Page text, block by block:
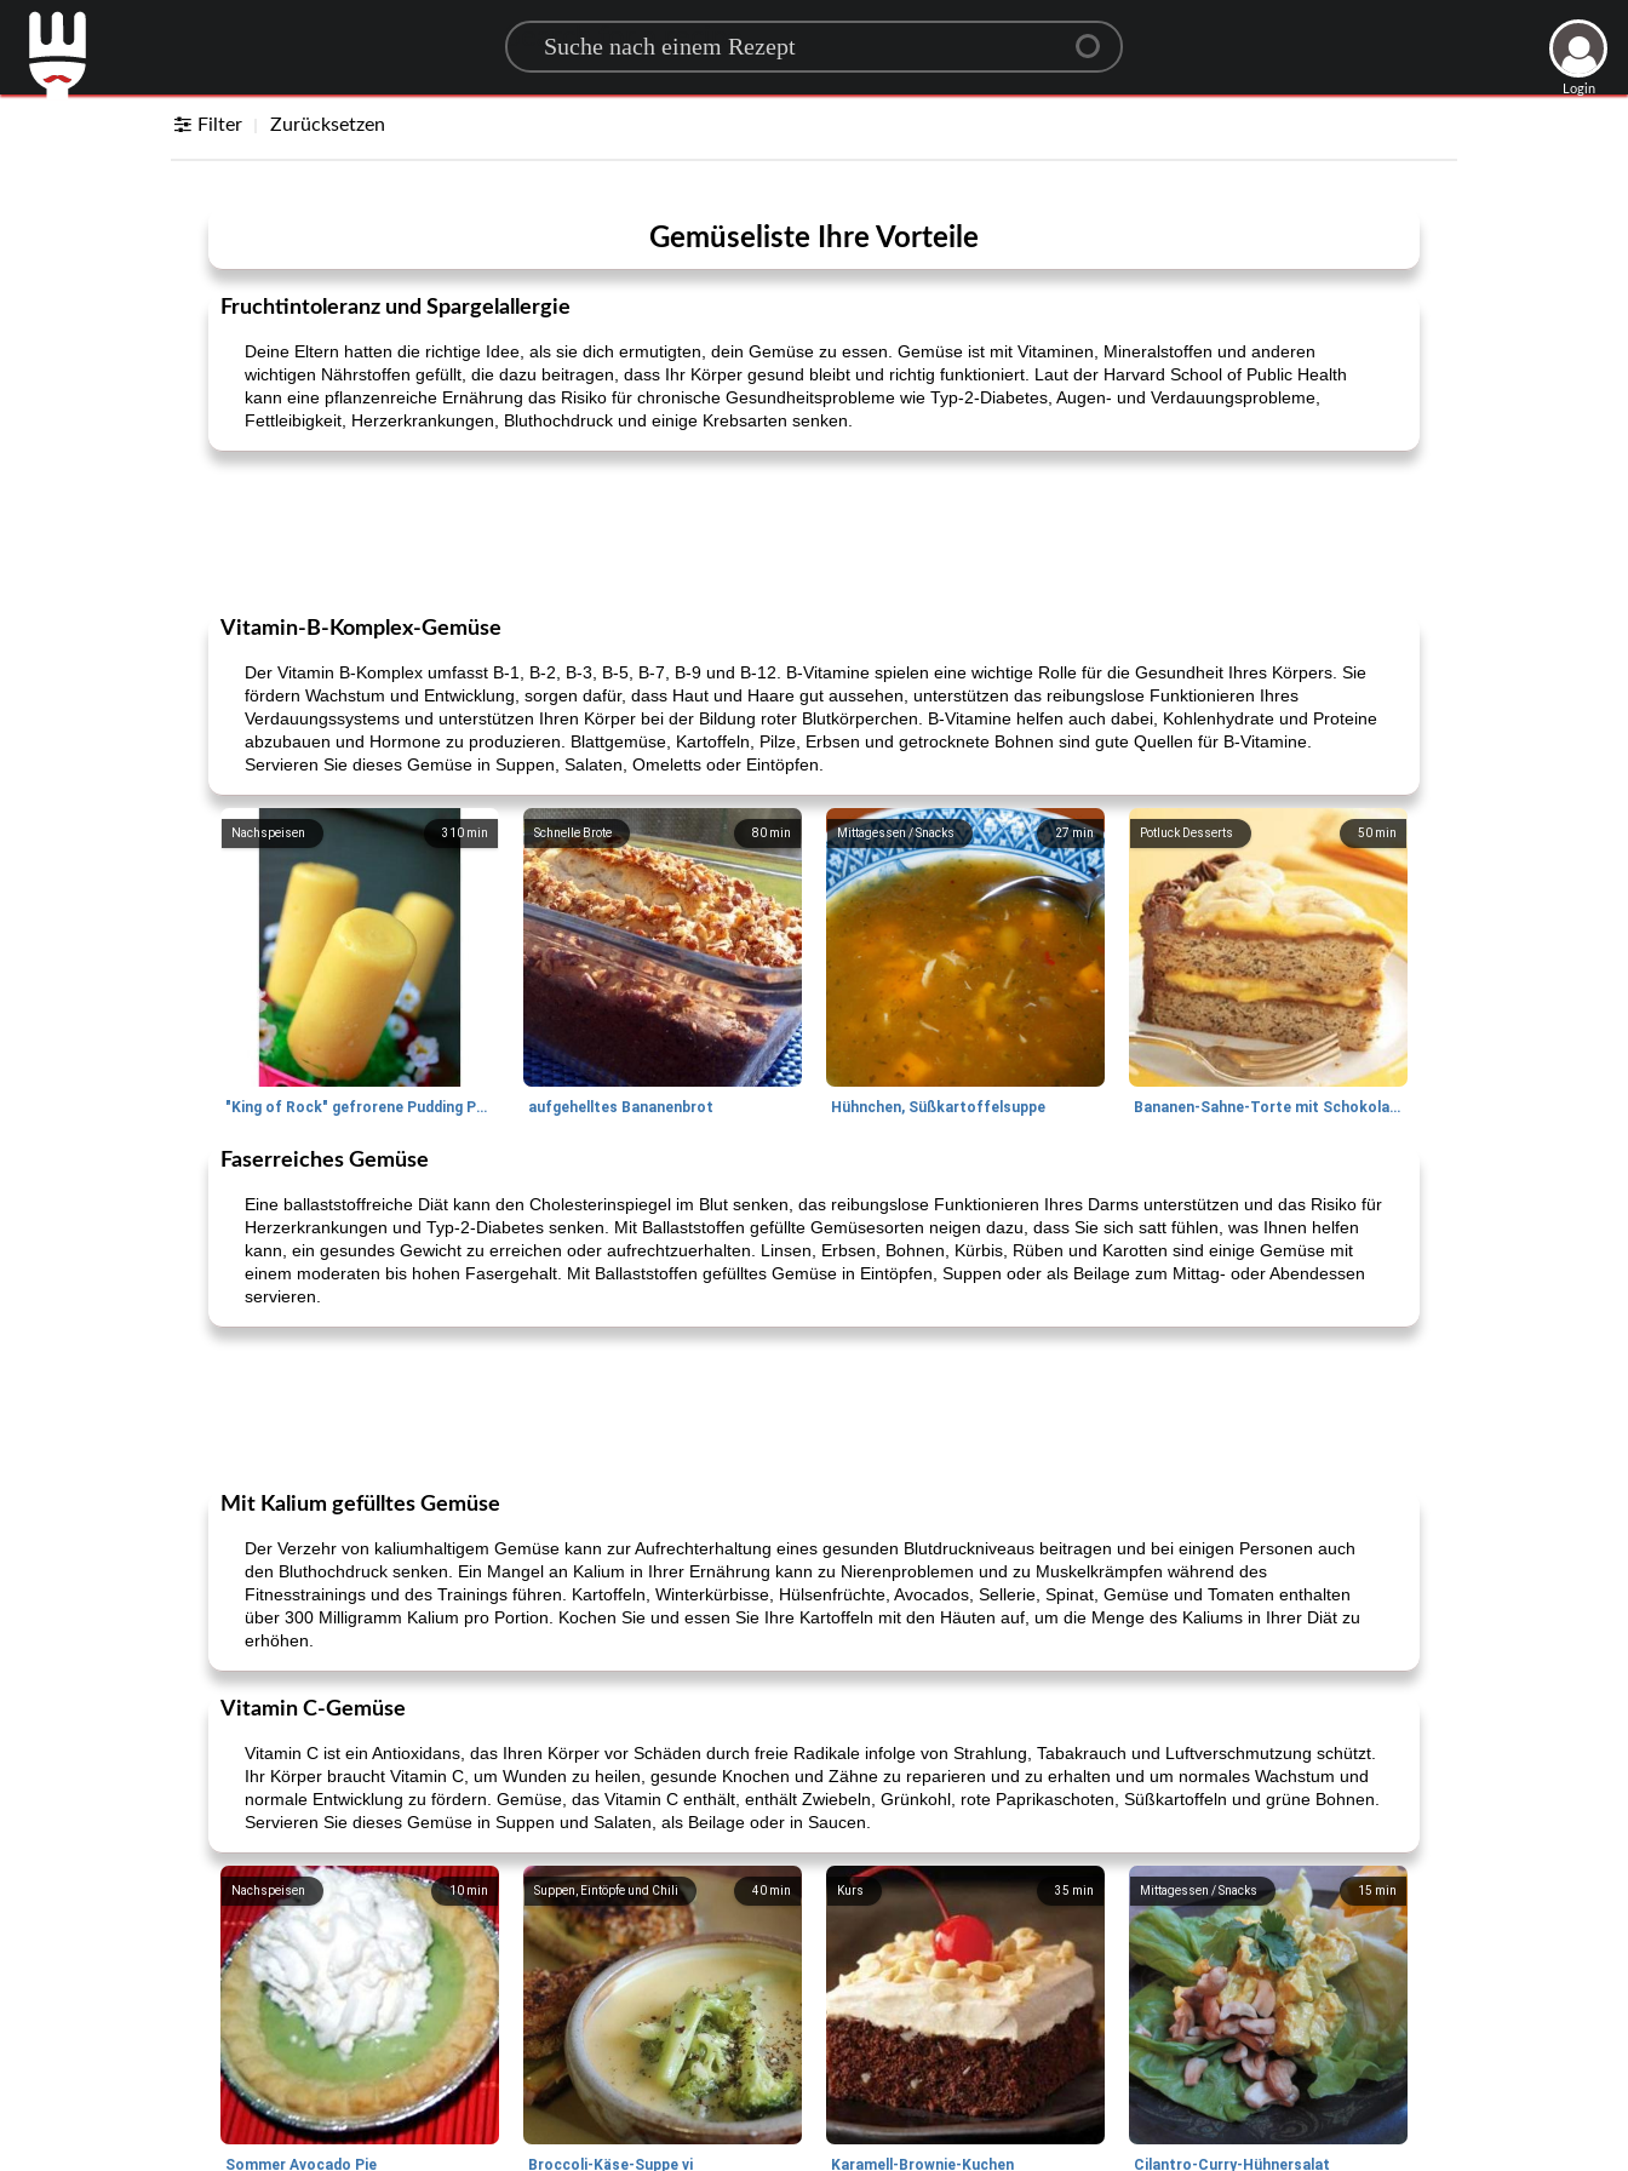
Search for a recipe
Login
Filter Zurücksetzen
Gemüseliste Ihre Vorteile
Fruchtintoleranz und Spargelallergie
Deine Eltern hatten die richtige Idee, als sie dich ermutigten, dein Gemüse zu essen. Gemüse ist mit Vitaminen, Mineralstoffen und anderen
wichtigen Nährstoffen gefüllt, die dazu beitragen, dass Ihr Körper gesund bleibt und richtig funktioniert. Laut der Harvard School of Public Health
kann eine pflanzenreiche Ernährung das Risiko für chronische Gesundheitsprobleme wie Typ-2-Diabetes, Augen- und Verdauungsprobleme,
Fettleibigkeit, Herzerkrankungen, Bluthochdruck und einige Krebsarten senken.
Vitamin-B-Komplex-Gemüse
Der Vitamin B-Komplex umfasst B-1, B-2, B-3, B-5, B-7, B-9 und B-12. B-Vitamine spielen eine wichtige Rolle für die Gesundheit Ihres Körpers. Sie
fördern Wachstum und Entwicklung, sorgen dafür, dass Haut und Haare gut aussehen, unterstützen das reibungslose Funktionieren Ihres
Verdauungssystems und unterstützen Ihren Körper bei der Bildung roter Blutkörperchen. B-Vitamine helfen auch dabei, Kohlenhydrate und Proteine ​​
abzubauen und Hormone zu produzieren. Blattgemüse, Kartoffeln, Pilze, Erbsen und getrocknete Bohnen sind gute Quellen für B-Vitamine.
Servieren Sie dieses Gemüse in Suppen, Salaten, Omeletts oder Eintöpfen.
310 min
Nachspeisen
"King of Rock" gefrorene Pudding Pops
80 min
Schnelle Brote
aufgehelltes Bananenbrot
27min
Mittagessen / Snacks
Hühnchen, Süßkartoffelsuppe
50 min
Potluck Desserts
Bananen-Sahne-Torte mit Schokoladenglasur
Faserreiches Gemüse
Eine ballaststoffreiche Diät kann den Cholesterinspiegel im Blut senken, das reibungslose Funktionieren Ihres Darms unterstützen und das Risiko für
Herzerkrankungen und Typ-2-Diabetes senken. Mit Ballaststoffen gefüllte Gemüsesorten neigen dazu, dass Sie sich satt fühlen, was Ihnen helfen
kann, ein gesundes Gewicht zu erreichen oder aufrechtzuerhalten. Linsen, Erbsen, Bohnen, Kürbis, Rüben und Karotten sind einige Gemüse mit
einem moderaten bis hohen Fasergehalt. Mit Ballaststoffen gefülltes Gemüse in Eintöpfen, Suppen oder als Beilage zum Mittag- oder Abendessen
servieren.
Mit Kalium gefülltes Gemüse
Der Verzehr von kaliumhaltigem Gemüse kann zur Aufrechterhaltung eines gesunden Blutdruckniveaus beitragen und bei einigen Personen auch
den Bluthochdruck senken. Ein Mangel an Kalium in Ihrer Ernährung kann zu Nierenproblemen und zu Muskelkrämpfen während des
Fitnesstrainings und des Trainings führen. Kartoffeln, Winterkürbisse, Hülsenfrüchte, Avocados, Sellerie, Spinat, Gemüse und Tomaten enthalten
über 300 Milligramm Kalium pro Portion. Kochen Sie und essen Sie Ihre Kartoffeln mit den Häuten auf, um die Menge des Kaliums in Ihrer Diät zu
erhöhen.
Vitamin C-Gemüse
Vitamin C ist ein Antioxidans, das Ihren Körper vor Schäden durch freie Radikale infolge von Strahlung, Tabakrauch und Luftverschmutzung schützt.
Ihr Körper braucht Vitamin C, um Wunden zu heilen, gesunde Knochen und Zähne zu reparieren und zu erhalten und um normales Wachstum und
normale Entwicklung zu fördern. Gemüse, das Vitamin C enthält, enthält Zwiebeln, Grünkohl, rote Paprikaschoten, Süßkartoffeln und grüne Bohnen.
Servieren Sie dieses Gemüse in Suppen und Salaten, als Beilage oder in Saucen.
10 min
Nachspeisen
Sommer Avocado Pie
40 min
Suppen, Eintöpfe und Chili
Broccoli-Käse-Suppe vi
35 min
Kurs
Karamell-Brownie-Kuchen
15 min
Mittagessen / Snacks
Cilantro-Curry-Hühnersalat